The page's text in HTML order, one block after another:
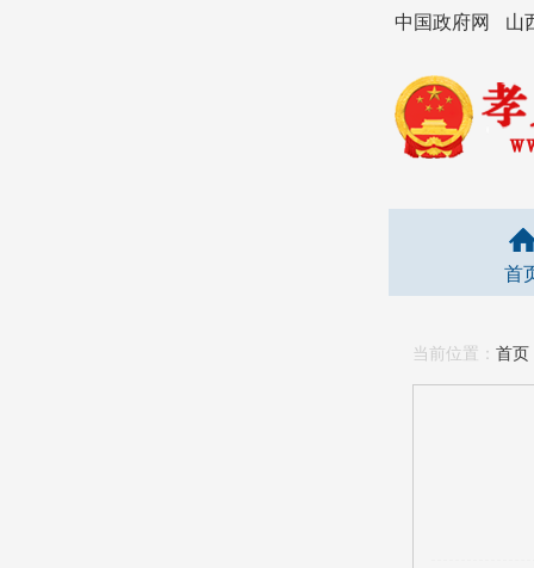
中国政府网 山
首
当前位置： 首页